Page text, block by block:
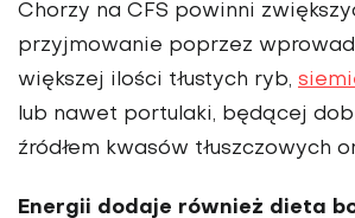
Cho­rzy na CFS powinni
przyjmowanie po­przez
większej ilości tłustych ryb,
lub nawet portulaki, będącej
źródłem kwasów tłuszczowych
Energii dodaje również dieta